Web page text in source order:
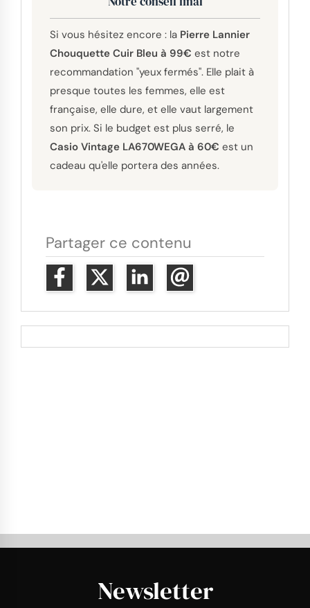
Si vous hésitez encore : la Pierre Lannier
Chouquette Cuir Bleu à 99€ est notre
recommandation "yeux fermés". Elle plait à
presque toutes les femmes, elle est
française, elle dure, et elle vaut largement
son prix. Si le budget est plus serré, le
Casio Vintage LA670WEGA à 60€ est un
cadeau qu'elle portera des années.
Partager ce contenu
Newsletter